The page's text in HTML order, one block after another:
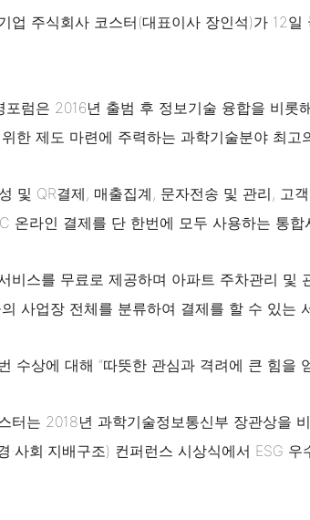
업 주식회사 코스터(대표이사 장인석)가 12
럼은 2016년 출범 후 정보기술 융합을 비롯
한 제도 마련에 주력하는 과학기술분야 최
및 QR결제, 매출집계, 문자전송 및 관리,
온라인 결제를 단 한번에 모두 사용하는 통합
비스를 무료로 제공하며 아파트 주차관리 및
사업장 전체를 분류하여 결제를 할 수 있는
수상에 대해 “따뜻한 관심과 격려에 큰 힘을
터는 2018년 과학기술정보통신부 장관상을
·사회·지배구조) 컨퍼런스 시상식에서 ESG